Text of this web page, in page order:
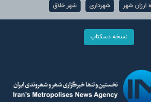
ارزان شهر شهرداری شهر خلاق
نسخه دسکتاپ